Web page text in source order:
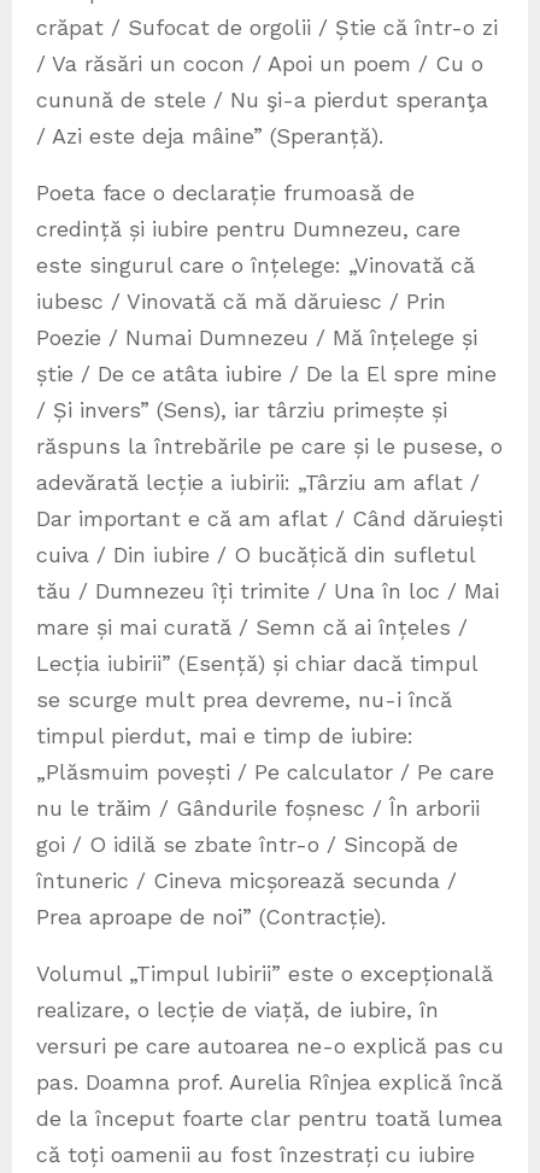
crăpat / Sufocat de orgolii / Știe că într-o zi
/ Va răsări un cocon / Apoi un poem / Cu o
cunună de stele / Nu şi-a pierdut speranţa
/ Azi este deja mâine” (Speranță).
Poeta face o declarație frumoasă de
credință și iubire pentru Dumnezeu, care
este singurul care o înțelege: „Vinovată că
iubesc / Vinovată că mă dăruiesc / Prin
Poezie / Numai Dumnezeu / Mă înțelege și
știe / De ce atâta iubire / De la El spre mine
/ Și invers” (Sens), iar târziu primește și
răspuns la întrebările pe care și le pusese, o
adevărată lecție a iubirii: „Târziu am aflat /
Dar important e că am aflat / Când dăruiești
cuiva / Din iubire / O bucățică din sufletul
tău / Dumnezeu îți trimite / Una în loc / Mai
mare și mai curată / Semn că ai înțeles /
Lecția iubirii” (Esență) și chiar dacă timpul
se scurge mult prea devreme, nu-i încă
timpul pierdut, mai e timp de iubire:
„Plăsmuim povești / Pe calculator / Pe care
nu le trăim / Gândurile foșnesc / În arborii
goi / O idilă se zbate într-o / Sincopă de
întuneric / Cineva micșorează secunda /
Prea aproape de noi” (Contracție).
Volumul „Timpul Iubirii” este o excepțională
realizare, o lecție de viață, de iubire, în
versuri pe care autoarea ne-o explică pas cu
pas. Doamna prof. Aurelia Rînjea explică încă
de la început foarte clar pentru toată lumea
că toți oamenii au fost înzestrați cu iubire